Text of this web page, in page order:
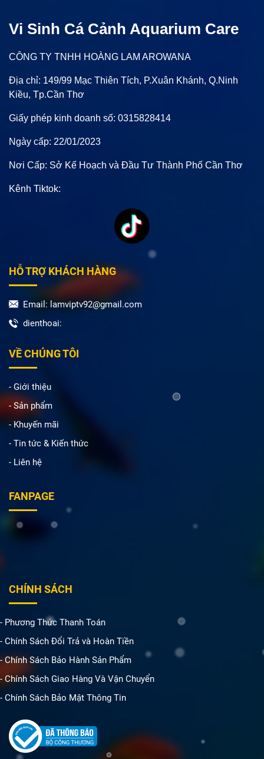
Vi Sinh Cá Cảnh Aquarium Care
CÔNG TY TNHH HOÀNG LAM AROWANA
Địa chỉ: 149/99 Mạc Thiên Tích, P.Xuân Khánh, Q.Ninh
Kiều, Tp.Cần Thơ
Giấy phép kinh doanh số: 0315828414
Ngày cấp: 22/01/2023
Nơi Cấp: Sở Kế Hoạch và Đầu Tư Thành Phố Cần Thơ
Kênh Tiktok:
HỖ TRỢ KHÁCH HÀNG
Email: lamviptv92@gmail.com
dienthoai:
VỀ CHÚNG TÔI
- Giới thiệu
- Sản phẩm
- Khuyến mãi
- Tin tức & Kiến thức
- Liên hệ
FANPAGE
CHÍNH SÁCH
- Phương Thức Thanh Toán
- Chính Sách Đổi Trả và Hoàn Tiền
- Chính Sách Bảo Hành Sản Phẩm
- Chính Sách Giao Hàng Và Vận Chuyển
- Chính Sách Bảo Mật Thông Tin